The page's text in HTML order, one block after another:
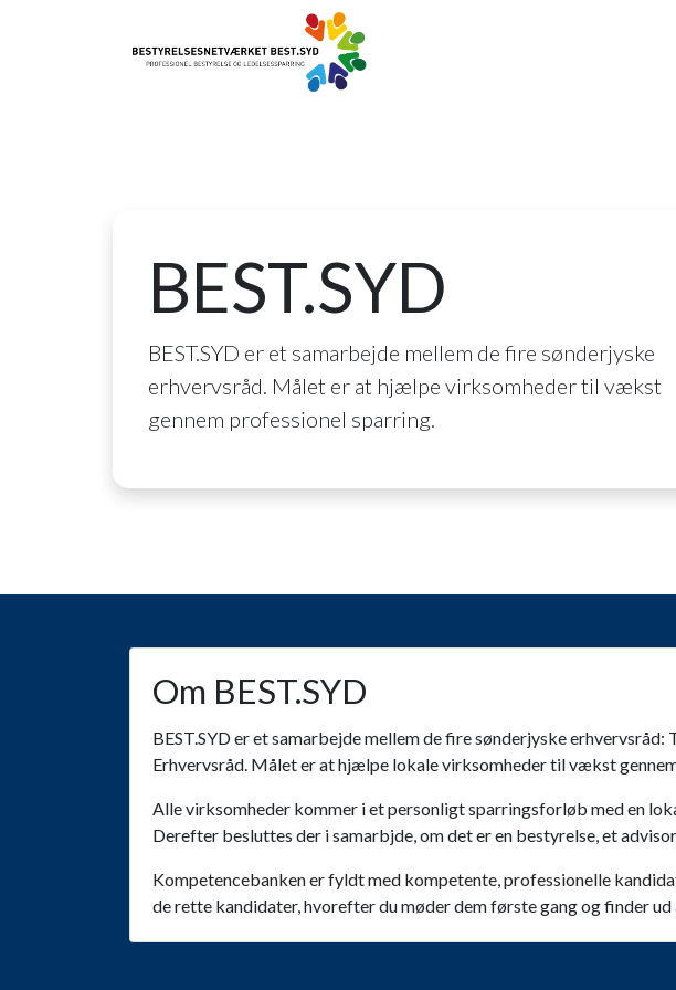
BEST.SYD
BEST.SYD er et samarbejde mellem de fire sønderjyske
erhvervsråd. Målet er at hjælpe virksomheder til vækst
gennem professionel sparring.
Om BEST.SYD
BEST.SYD er et samarbejde mellem de fire sønderjyske
Erhvervsråd. Målet er at hjælpe lokale virksomheder til vækst
Alle virksomheder kommer i et personligt sparringsforløb med en
Derefter besluttes der i samarbjde, om det er en bestyrelse, et
Kompetencebanken er fyldt med kompetente, professionelle
de rette kandidater, hvorefter du møder dem første gang og finder ud